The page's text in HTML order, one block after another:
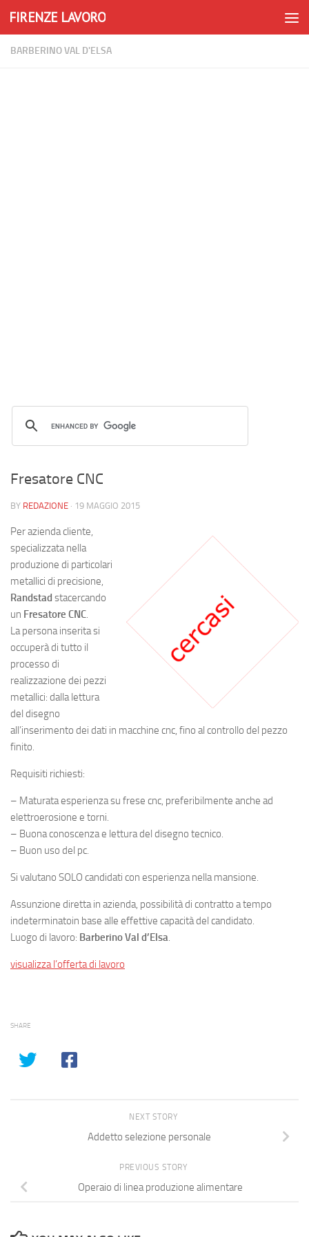
Skip to content
FIRENZE LAVORO
BARBERINO VAL D'ELSA
Fresatore CNC
BY REDAZIONE · 19 MAGGIO 2015
Per azienda cliente,
specializzata nella
produzione di particolari
metallici di precisione,
Randstad stacercando
un Fresatore CNC.
La persona inserita si
occuperà di tutto il
processo di
realizzazione dei pezzi
metallici: dalla lettura
del disegno
all’inserimento dei dati in macchine cnc, fino al controllo del pezzo
finito.
Requisiti richiesti:
– Maturata esperienza su frese cnc, preferibilmente anche ad
elettroerosione e torni.
– Buona conoscenza e lettura del disegno tecnico.
– Buon uso del pc.
Si valutano SOLO candidati con esperienza nella mansione.
Assunzione diretta in azienda, possibilità di contratto a tempo
indeterminatoin base alle effettive capacità del candidato.
Luogo di lavoro: Barberino Val d’Elsa.
visualizza l’offerta di lavoro
SHARE
NEXT STORY
Addetto selezione personale
PREVIOUS STORY
Operaio di linea produzione alimentare